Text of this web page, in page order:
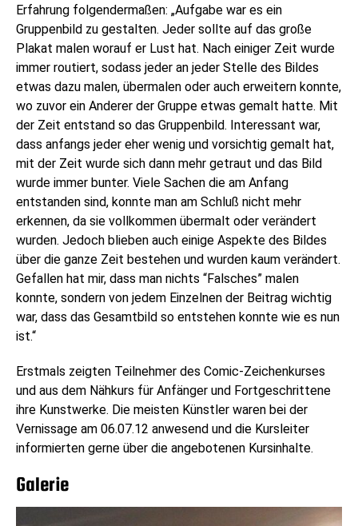
Erfahrung folgendermaßen: „Aufgabe war es ein
Gruppenbild zu gestalten. Jeder sollte auf das große
Plakat malen worauf er Lust hat. Nach einiger Zeit wurde
immer routiert, sodass jeder an jeder Stelle des Bildes
etwas dazu malen, übermalen oder auch erweitern konnte,
wo zuvor ein Anderer der Gruppe etwas gemalt hatte. Mit
der Zeit entstand so das Gruppenbild. Interessant war,
dass anfangs jeder eher wenig und vorsichtig gemalt hat,
mit der Zeit wurde sich dann mehr getraut und das Bild
wurde immer bunter. Viele Sachen die am Anfang
entstanden sind, konnte man am Schluß nicht mehr
erkennen, da sie vollkommen übermalt oder verändert
wurden. Jedoch blieben auch einige Aspekte des Bildes
über die ganze Zeit bestehen und wurden kaum verändert.
Gefallen hat mir, dass man nichts “Falsches” malen
konnte, sondern von jedem Einzelnen der Beitrag wichtig
war, dass das Gesamtbild so entstehen konnte wie es nun
ist.“
Erstmals zeigten Teilnehmer des Comic-Zeichenkurses
und aus dem Nähkurs für Anfänger und Fortgeschrittene
ihre Kunstwerke. Die meisten Künstler waren bei der
Vernissage am 06.07.12 anwesend und die Kursleiter
informierten gerne über die angebotenen Kursinhalte.
Galerie